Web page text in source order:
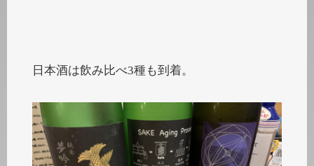
日本酒は飲み比べ3種も到着。